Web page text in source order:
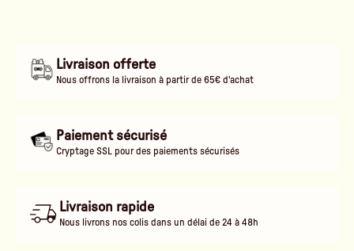
Livraison offerte
Nous offrons la livraison à partir de 65€ d'achat
Paiement sécurisé
Cryptage SSL pour des paiements sécurisés
Livraison rapide
Nous livrons nos colis dans un délai de 24 à 48h